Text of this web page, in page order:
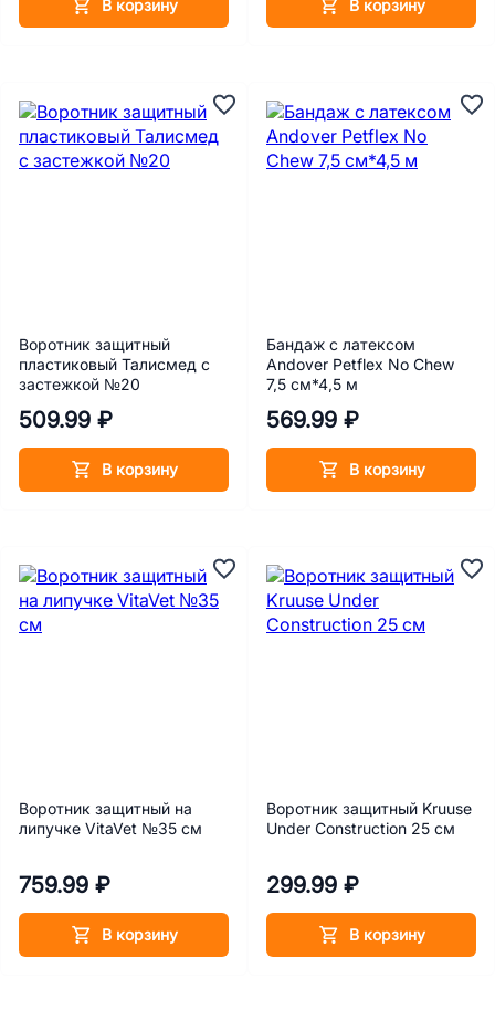
В корзину В корзину
Воротник защитный
пластиковый Талисмед с
застежкой №20
509.99 ₽
В корзину
Бандаж с латексом
Andover Petflex No Chew
7,5 см*4,5 м
569.99 ₽
В корзину
Воротник защитный на
липучке VitaVet №35 см
759.99 ₽
В корзину
Воротник защитный Kruuse
Under Construction 25 см
299.99 ₽
В корзину